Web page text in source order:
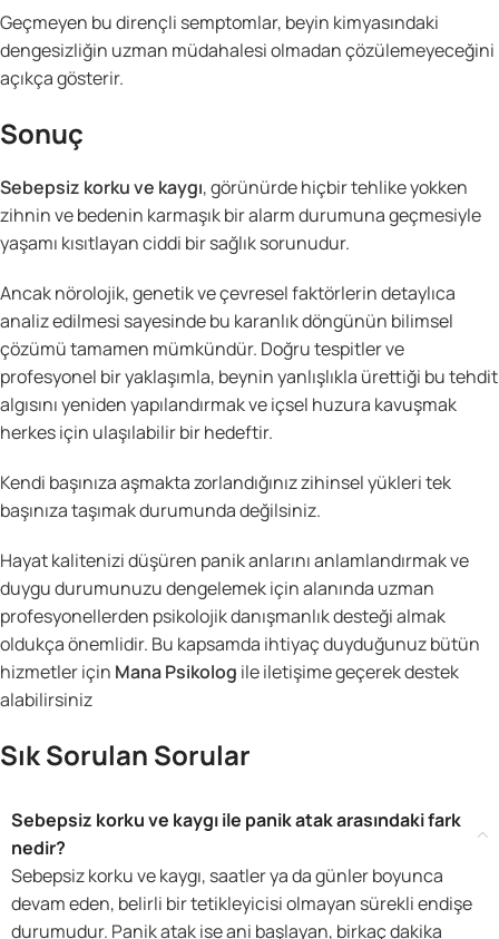
Geçmeyen bu dirençli semptomlar, beyin kimyasındaki
dengesizliğin uzman müdahalesi olmadan çözülemeyeceğini
açıkça gösterir.
Sonuç
Sebepsiz korku ve kaygı, görünürde hiçbir tehlike yokken
zihnin ve bedenin karmaşık bir alarm durumuna geçmesiyle
yaşamı kısıtlayan ciddi bir sağlık sorunudur.
Ancak nörolojik, genetik ve çevresel faktörlerin detaylıca
analiz edilmesi sayesinde bu karanlık döngünün bilimsel
çözümü tamamen mümkündür. Doğru tespitler ve
profesyonel bir yaklaşımla, beynin yanlışlıkla ürettiği bu tehdit
algısını yeniden yapılandırmak ve içsel huzura kavuşmak
herkes için ulaşılabilir bir hedeftir.
Kendi başınıza aşmakta zorlandığınız zihinsel yükleri tek
başınıza taşımak durumunda değilsiniz.
Hayat kalitenizi düşüren panik anlarını anlamlandırmak ve
duygu durumunuzu dengelemek için alanında uzman
profesyonellerden psikolojik danışmanlık desteği almak
oldukça önemlidir. Bu kapsamda ihtiyaç duyduğunuz bütün
hizmetler için Mana Psikolog ile iletişime geçerek destek
alabilirsiniz
Sık Sorulan Sorular
Sebepsiz korku ve kaygı ile panik atak arasındaki fark
nedir?
Sebepsiz korku ve kaygı, saatler ya da günler boyunca
devam eden, belirli bir tetikleyicisi olmayan sürekli endişe
durumudur. Panik atak ise ani başlayan, birkaç dakika